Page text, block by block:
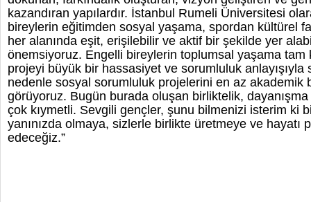
kazandıran yapılardır. İstanbul Rumeli Üniversitesi
bireylerin eğitimden sosyal yaşama, spordan kültürel
her alanında eşit, erişilebilir ve aktif bir şekilde yer
önemsiyoruz. Engelli bireylerin toplumsal yaşama tam
projeyi büyük bir hassasiyet ve sorumluluk anlayışıyla
nedenle sosyal sorumluluk projelerini en az akademik
görüyoruz. Bugün burada oluşan birliktelik,
çok kıymetli. Sevgili gençler, şunu bilmenizi isterim ki
yanınızda olmaya, sizlerle birlikte üretmeye ve hayatı
edeceğiz.”